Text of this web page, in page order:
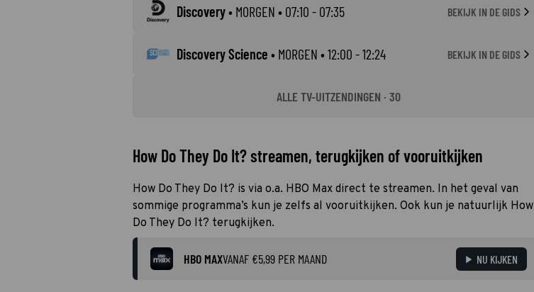
Discovery• MORGEN • 07:10 - 07:35 BEKIJK IN DE GIDS
Discovery Science • MORGEN • 12:00 - 12:24 BEKIJK IN DE GIDS
ALLE TV-UITZENDINGEN · 30
How Do They Do It? streamen, terugkijken of vooruitkijken
How Do They Do It? is via o.a. HBO Max direct te streamen. In het geval van
sommige programma’s kun je zelfs al vooruitkijken. Ook kun je natuurlijk How
Do They Do It? terugkijken.
HBO MAXVANAF €5,99 PER MAAND NU KIJKEN